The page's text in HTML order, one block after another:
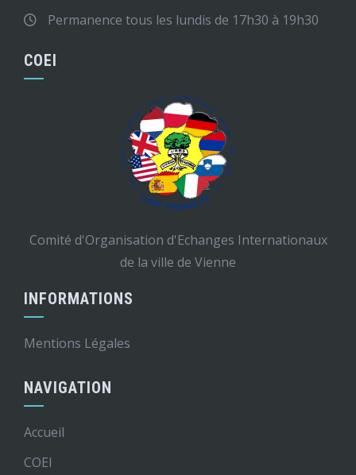
Permanence tous les lundis de 17h30 à 19h30
COEI
Comité d'Organisation d'Echanges Internationaux
de la ville de Vienne
INFORMATIONS
Mentions Légales
NAVIGATION
Accueil
COEI